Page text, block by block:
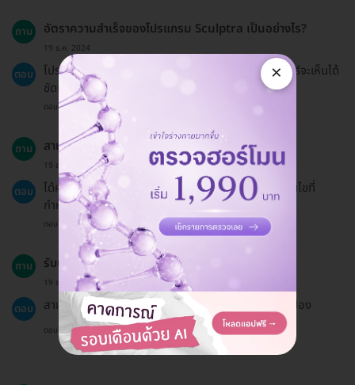
ถาม อัตราความสำเร็จของโปรแกรม Sculptra เป็นอย่างไร?
19 ธ.ค. 2024
ตอบ
โปรแกรม Sculptra มีอัตราความสำเร็จที่สูง โดยผลลัพธ์จะเห็นได้
ชัดเจนในระยะเวลา 3-6 เดือนหลังการรักษา
ตอบโดยทีมงาน HD
ถาม สามารถเลื่อนนัดได้ไหม?
19 ธ.ค. 2024
ตอบ
ได้ค่ะ หากต้องการเลื่อนนัด กรุณาแจ้งล่วงหน้าตามเงื่อนไขที่
กำหนด
ตอบโดยทีมงาน HD
ถาม รับบริการที่ไหนได้บ้าง?
19 ธ.ค. 2024
ตอบ สามารถใช้บริการได้ที่ CHALYN CLINIC ตามที่ระบุในคูปอง
ตอบโดยทีมงาน HD
×